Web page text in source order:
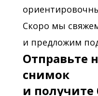
Скоро мы
и предложим
Отправьте
снимок
и получите